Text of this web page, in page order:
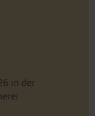
in der